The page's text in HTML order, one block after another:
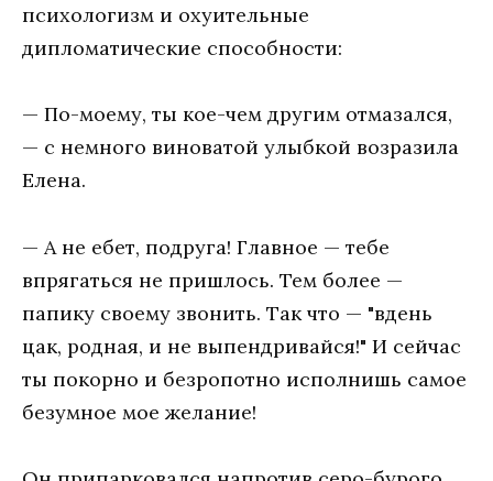
психологизм и охуительные
дипломатические способности:
— По-моему, ты кое-чем другим отмазался,
— с немного виноватой улыбкой возразила
Елена.
— А не ебет, подруга! Главное — тебе
впрягаться не пришлось. Тем более —
папику своему звонить. Так что — "вдень
цак, родная, и не выпендривайся!" И сейчас
ты покорно и безропотно исполнишь самое
безумное мое желание!